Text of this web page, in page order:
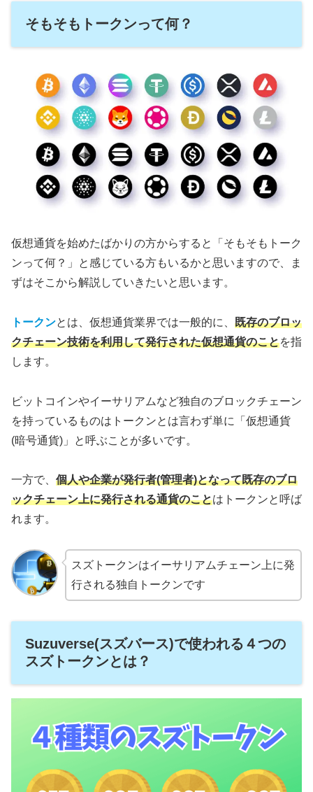
そもそもトークンって何？
仮想通貨を始めたばかりの方からすると「そもそもトーク
ンって何？」と感じている方もいるかと思いますので、ま
ずはそこから解説していきたいと思います。
トークンとは、仮想通貨業界では一般的に、 既存のブロッ
クチェーン技術を利用して発行された仮想通貨のことを指
します。
ビットコインやイーサリアムなど独自のブロックチェーン
を持っているものはトークンとは言わず単に「仮想通貨
(暗号通貨)」と呼ぶことが多いです。
一方で、 個人や企業が発行者(管理者)となって既存のブロ
ックチェーン上に発行される通貨のことはトークンと呼ば
れます。
スズトークンはイーサリアムチェーン上に発
行される独自トークンです
Suzuverse(スズバース)で使われる４つの
スズトークンとは？